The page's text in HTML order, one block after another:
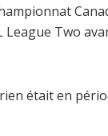
Two
était en